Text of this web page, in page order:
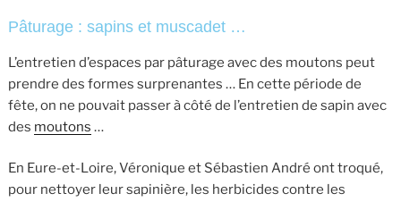
Pâturage : sapins et muscadet …
L’entretien d’espaces par pâturage avec des moutons peut
prendre des formes surprenantes … En cette période de
fête, on ne pouvait passer à côté de l’entretien de sapin avec
des moutons …
En Eure-et-Loire, Véronique et Sébastien André ont troqué,
pour nettoyer leur sapinière, les herbicides contre les